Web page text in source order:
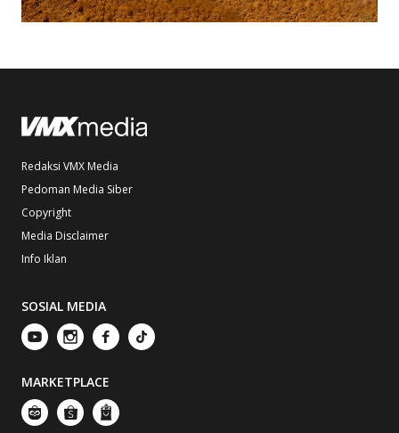
Redaksi VMX Media
Pedoman Media Siber
Copyright
Media Disclaimer
Info Iklan
SOSIAL MEDIA
MARKETPLACE